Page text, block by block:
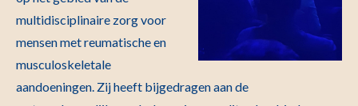
multidisciplinaire zorg voor
mensen met reumatische en
musculoskeletale
aandoeningen. Zij heeft bijgedragen aan de